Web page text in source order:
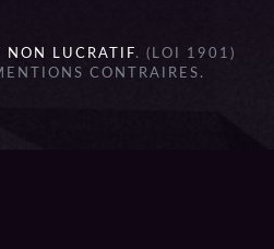
NON LUCRATIF. (LOI 1901)
CONTRAIRES.